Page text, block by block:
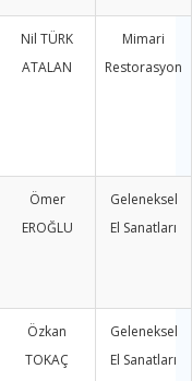
Nil TÜRK
ATALAN
Mimari
Restorasyon
Ömer
EROĞLU
Geleneksel
El Sanatları
Özkan
TOKAÇ
Geleneksel
El Sanatları